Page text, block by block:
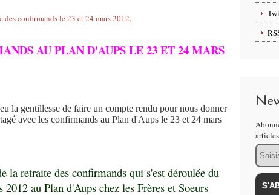
AU PLAN D'AUPS LE 23 ET 24 MARS
la gentillesse de faire un compte rendu pour nous donner
avec les confirmands au Plan d'Aups le 23 et 24 mars
la retraite des confirmands qui s'est déroulée du
au Plan d'Aups chez les Frères et Soeurs
Email